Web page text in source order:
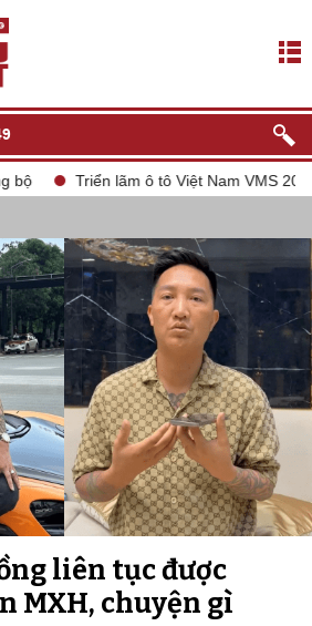
Triển lãm ô tô Việt Nam VMS 2024
liên tục được
MXH, chuyện gì